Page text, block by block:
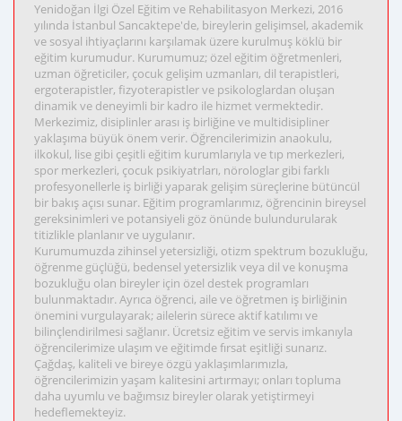
Yenidoğan İlgi Özel Eğitim ve Rehabilitasyon Merkezi, 2016
yılında İstanbul Sancaktepe'de, bireylerin gelişimsel, akademik
ve sosyal ihtiyaçlarını karşılamak üzere kurulmuş köklü bir
eğitim kurumudur. Kurumumuz; özel eğitim öğretmenleri,
uzman öğreticiler, çocuk gelişim uzmanları, dil terapistleri,
ergoterapistler, fizyoterapistler ve psikologlardan oluşan
dinamik ve deneyimli bir kadro ile hizmet vermektedir.
Merkezimiz, disiplinler arası iş birliğine ve multidisipliner
yaklaşıma büyük önem verir. Öğrencilerimizin anaokulu,
ilkokul, lise gibi çeşitli eğitim kurumlarıyla ve tıp merkezleri,
spor merkezleri, çocuk psikiyatrları, nörologlar gibi farklı
profesyonellerle iş birliği yaparak gelişim süreçlerine bütüncül
bir bakış açısı sunar. Eğitim programlarımız, öğrencinin bireysel
gereksinimleri ve potansiyeli göz önünde bulundurularak
titizlikle planlanır ve uygulanır.
Kurumumuzda zihinsel yetersizliği, otizm spektrum bozukluğu,
öğrenme güçlüğü, bedensel yetersizlik veya dil ve konuşma
bozukluğu olan bireyler için özel destek programları
bulunmaktadır. Ayrıca öğrenci, aile ve öğretmen iş birliğinin
önemini vurgulayarak; ailelerin sürece aktif katılımı ve
bilinçlendirilmesi sağlanır. Ücretsiz eğitim ve servis imkanıyla
öğrencilerimize ulaşım ve eğitimde fırsat eşitliği sunarız.
Çağdaş, kaliteli ve bireye özgü yaklaşımlarımızla,
öğrencilerimizin yaşam kalitesini artırmayı; onları topluma
daha uyumlu ve bağımsız bireyler olarak yetiştirmeyi
hedeflemekteyiz.